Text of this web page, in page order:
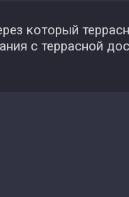
который
с террасной